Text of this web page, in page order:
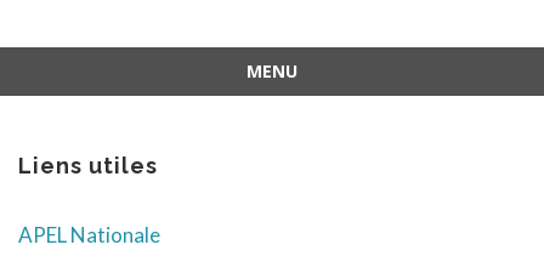
MENU
contenu
Liens utiles
APEL Nationale